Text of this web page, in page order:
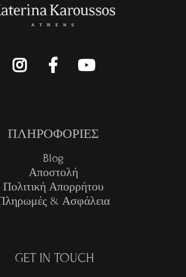
ΠΛΗΡΟΦΟΡΙΕΣ
Blog
Αποστολή
Πολιτική Απορρήτου
& Ασφάλεια
GET IN TOUCH